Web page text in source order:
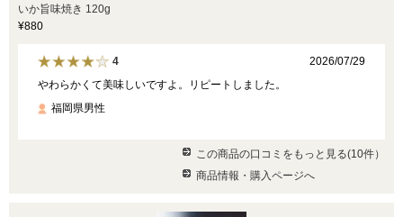
いか旨味焼き 120g
¥880
4
2026/07/29
やわらかくて美味しいですよ。リピートしました。
福岡県男性
この商品の口コミをもっと見る(10件）
商品情報・購入ページへ